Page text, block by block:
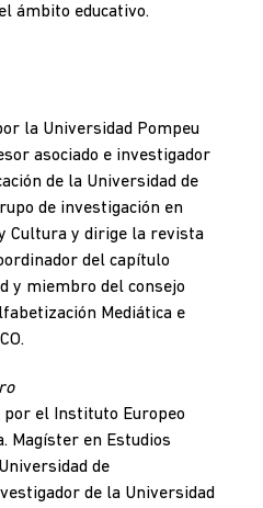
ámbito educativo.
la Universidad Pompeu
asociado e investigador
de la Universidad de
de investigación en
Cultura y dirige la revista
del capítulo
y miembro del consejo
Mediática e
por el Instituto Europeo
Magíster en Estudios
de
de la Universidad